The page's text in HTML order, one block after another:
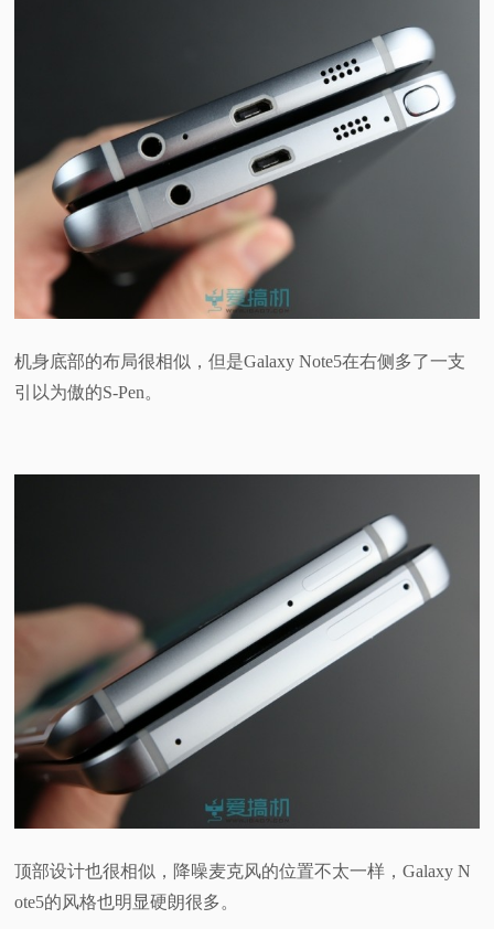
机身底部的布局很相似，但是Galaxy Note5在右侧多了一支
引以为傲的S-Pen。
顶部设计也很相似，降噪麦克风的位置不太一样，Galaxy N
ote5的风格也明显硬朗很多。